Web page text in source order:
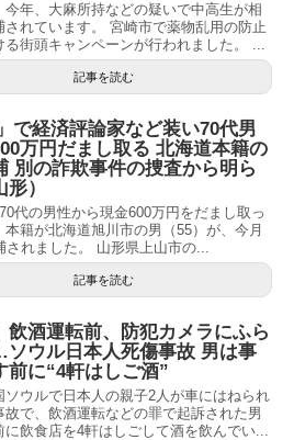
今年、大麻所持などの疑いで中高生が相
されています。 宮崎市で薬物乱用の防止
る街頭キャンペーンが行われました。 ...
記事を読む
で経済評論家など装い70代男
万円だまし取る 北海道本籍の
別の詐欺事件の捜査から明ら
）
代の男性から現金600万円をだまし取っ
本籍が北海道旭川市の男（55）が、今月
されました。 山形県上山市の...
記事を読む
飲酒運転前、防犯カメラにふら
ウル日本人死傷事故 男は事
前に“4軒はしご酒”
ソウルで日本人の親子2人が車にはねられ
故で、飲酒運転などの罪で起訴された男
に飲食店を4軒はしごして酒を飲んでい...